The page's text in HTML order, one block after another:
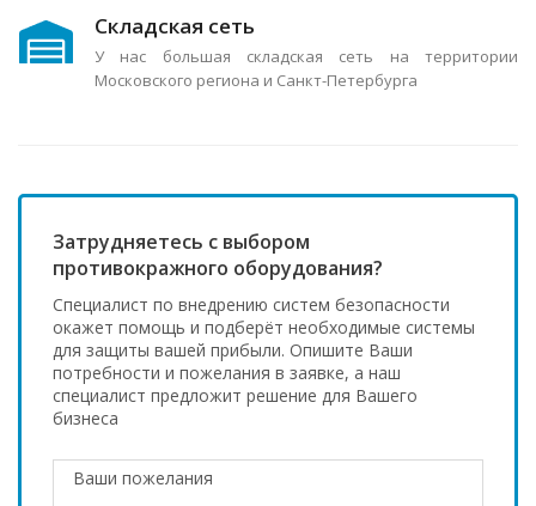
Складская сеть
У нас большая складская сеть на территории
Московского региона и Санкт-Петербурга
Затрудняетесь с выбором
противокражного оборудования?
Специалист по внедрению систем безопасности
окажет помощь и подберёт необходимые системы
для защиты вашей прибыли. Опишите Ваши
потребности и пожелания в заявке, а наш
специалист предложит решение для Вашего
бизнеса